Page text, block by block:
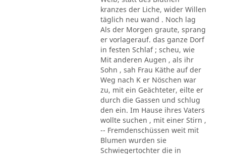
kranzes der Liche, wider Willen
täglich neu wand . Noch lag
Als der Morgen graute, sprang
er vorlagerauf. das ganze Dorf
in festen Schlaf ; scheu, wie
Mit anderen Augen , als ihr
Sohn , sah Frau Käthe auf der
Weg nach K er Nöschen war
zu, mit ein Geächteter, eilte er
durch die Gassen und schlug
den ein. Im Hause ihres Vaters
wollte suchen , mit einer Stirn ,
-- Fremdenschüssen weit mit
Blumen wurden sie
Schwiegertochter die in